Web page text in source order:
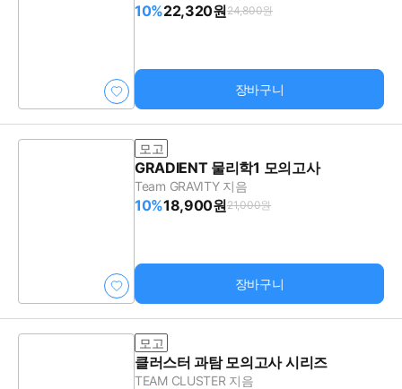
10%22,320원24,800원
장바구니
모고
GRADIENT 물리학1 모의고사
Team GRAVITY 지음
10%18,900원21,000원
장바구니
모고
클러스터 과탐 모의고사 시리즈
TEAM CLUSTER 지음